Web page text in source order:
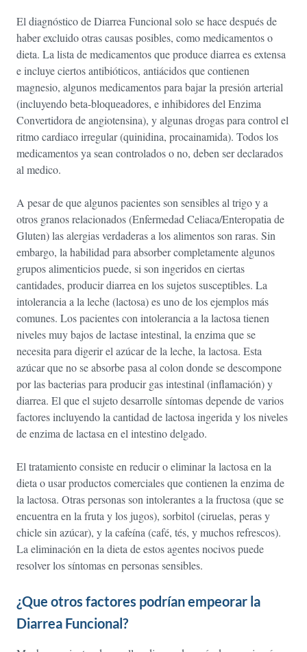
El diagnóstico de Diarrea Funcional solo se hace después de
haber excluido otras causas posibles, como medicamentos o
dieta. La lista de medicamentos que produce diarrea es extensa
e incluye ciertos antibióticos, antiácidos que contienen
magnesio, algunos medicamentos para bajar la presión arterial
(incluyendo beta-bloqueadores, e inhibidores del Enzima
Convertidora de angiotensina), y algunas drogas para control el
ritmo cardiaco irregular (quinidina, procainamida). Todos los
medicamentos ya sean controlados o no, deben ser declarados
al medico.
A pesar de que algunos pacientes son sensibles al trigo y a
otros granos relacionados (Enfermedad Celiaca/Enteropatia de
Gluten) las alergias verdaderas a los alimentos son raras. Sin
embargo, la habilidad para absorber completamente algunos
grupos alimenticios puede, si son ingeridos en ciertas
cantidades, producir diarrea en los sujetos susceptibles. La
intolerancia a la leche (lactosa) es uno de los ejemplos más
comunes. Los pacientes con intolerancia a la lactosa tienen
niveles muy bajos de lactase intestinal, la enzima que se
necesita para digerir el azúcar de la leche, la lactosa. Esta
azúcar que no se absorbe pasa al colon donde se descompone
por las bacterias para producir gas intestinal (inflamación) y
diarrea. El que el sujeto desarrolle síntomas depende de varios
factores incluyendo la cantidad de lactosa ingerida y los niveles
de enzima de lactasa en el intestino delgado.
El tratamiento consiste en reducir o eliminar la lactosa en la
dieta o usar productos comerciales que contienen la enzima de
la lactosa. Otras personas son intolerantes a la fructosa (que se
encuentra en la fruta y los jugos), sorbitol (ciruelas, peras y
chicle sin azúcar), y la cafeína (café, tés, y muchos refrescos).
La eliminación en la dieta de estos agentes nocivos puede
resolver los síntomas en personas sensibles.
¿Que otros factores podrían empeorar la
Diarrea Funcional?